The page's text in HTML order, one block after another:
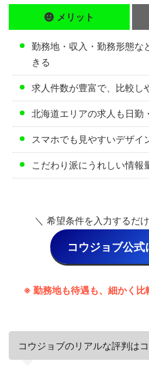
メリット
勤務地・収入・勤務形態な
きる
求人件数が豊富で、比較し
北海道エリアの求人も日勤
スマホでも見やすいデザイ
こだわり派にうれしい情報
＼ 希望条件を入力するだ
コウジョブ公式
※ 勤務地も待遇も、細かく比
コウジョブのリアルな評判はコ